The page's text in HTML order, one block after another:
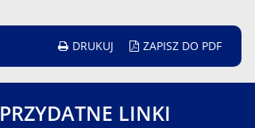
DRUKUJ ZAPISZ DO PDF
PRZYDATNE LINKI